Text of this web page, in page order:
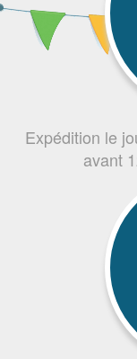
Expédition le
avant